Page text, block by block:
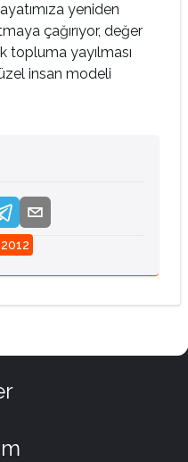
yeniden
çağırıyor, değer
topluma yayılması
insan modeli